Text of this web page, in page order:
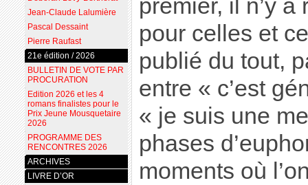
premier, il n’y
pour celles et
publié du tout,
entre « c’est
« je suis une
phases
moments où
Jean-Claude Lalumière
Pascal Dessaint
Pierre Raufast
21e édition / 2026
BULLETIN DE VOTE PAR
PROCURATION
Edition 2026 et les 4
romans finalistes pour le
Prix Jeune Mousquetaire
2026
PROGRAMME DES
RENCONTRES 2026
ARCHIVES
LIVRE D’OR